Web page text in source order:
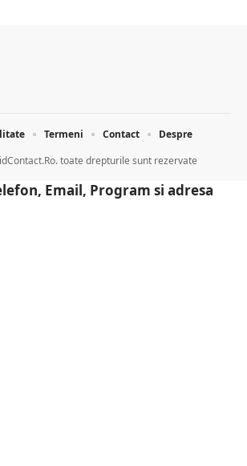
toate drepturile sunt rezervate
Termeni Contact Despre
Email, Program si adresa